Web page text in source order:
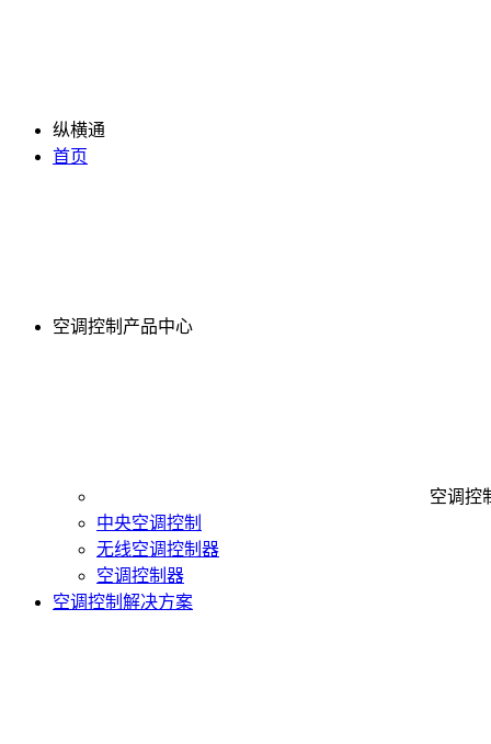
纵横通
首页
空调控制产品中心
空调控
中央空调控制
无线空调控制器
空调控制器
空调控制解决方案